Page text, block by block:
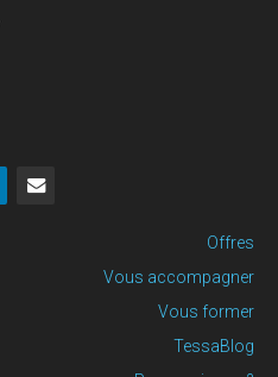
Offres
Vous accompagner
Vous former
TessaBlog